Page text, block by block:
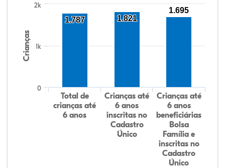
Crianças
Total de
crianças até
6 anos
Crianças até
6 anos
inscritas no
Cadastro
Único
Crianças até
6 anos
beneficiárias
Bolsa
Família e
inscritas no
Cadastro
Único
0
1k
2k
1.787
1.821
1.695